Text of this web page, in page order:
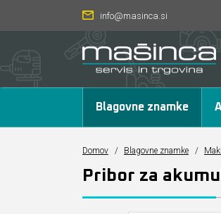
info@masinca.si
Blagovne znamke
Domov / Blagovne znamke /
Pribor za